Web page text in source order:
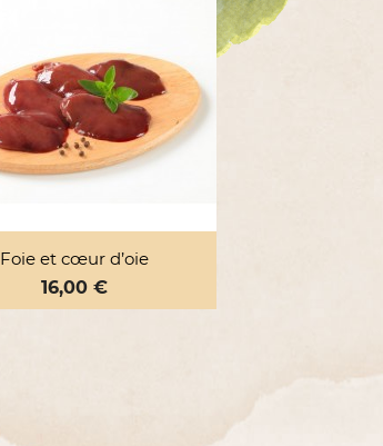
Foie et cœur d’oie
Prix
16,00 €
Aperçu rapide